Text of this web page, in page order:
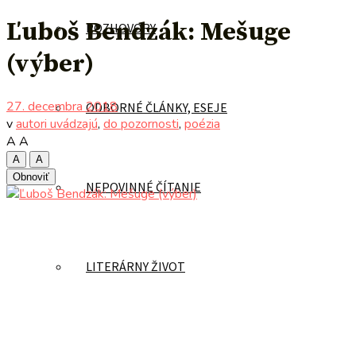
ROZHOVORY
ODBORNÉ ČLÁNKY, ESEJE
NEPOVINNÉ ČÍTANIE
LITERÁRNY ŽIVOT
Ľuboš Bendzák: Mešuge
(výber)
27. decembra 2018
vautori uvádzajú, do pozornosti, poézia
A A
A
A
Obnoviť